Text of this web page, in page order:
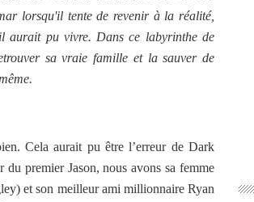
lorsqu'il tente de revenir à la réalité,
aurait pu vivre. Dans ce labyrinthe de
sa vraie famille et la sauver de
Cela aurait pu être l’erreur de Dark
premier Jason, nous avons sa femme
et son meilleur ami millionnaire Ryan